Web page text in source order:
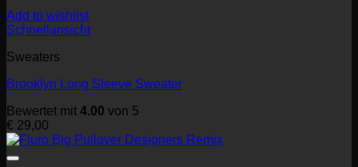
Add to wishlist
Schnellansicht
Sweaters
Brooklyn Long Sleeve Sweater
Bewertet mit 4.00 von 5
€ 29,00